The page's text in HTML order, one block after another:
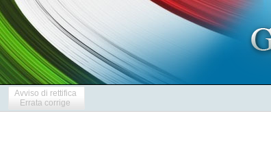
Avviso di rettifica
Errata corrige